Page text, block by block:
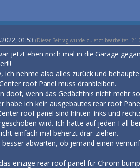
01:53 (Dieser Beitrag wurde zuletzt bearbeitet:
jetzt eben noch mal in die Garage
ich nehme also alles zurück und
roof Panel muss dranbleiben.
doof, wenn das Gedächtnis nicht mehr
habe ich kein ausgebautes rear roof
roof panel sind hinten links und
wird. Ich hatte auf jeden Fall
einfach mal beherzt dran ziehen.
besser abwarten, ob jemand einen
einzige rear roof panel für Chrom